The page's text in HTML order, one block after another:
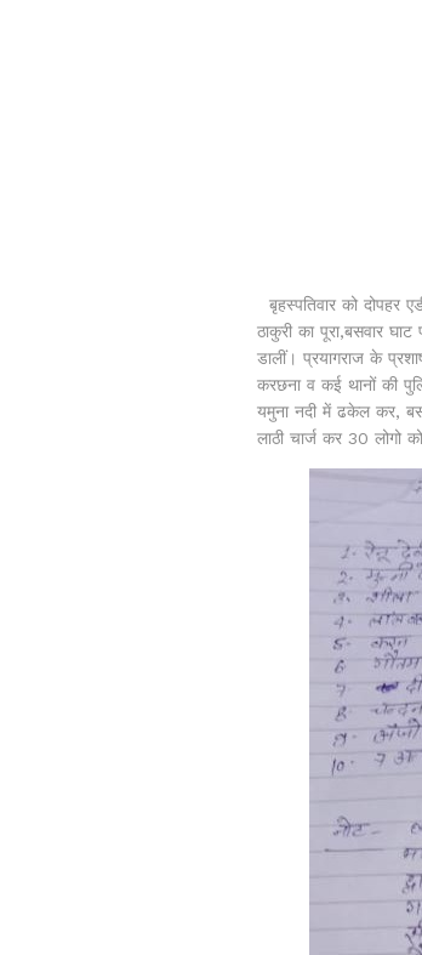
बृहस्पतिवार को दोपहर
ठाकुरी का पूरा,बसवार
डालीं। प्रयागराज के
करछना व कई थानों की
यमुना नदी में ढकेल कर,
लाठी चार्ज कर 30 लोगो